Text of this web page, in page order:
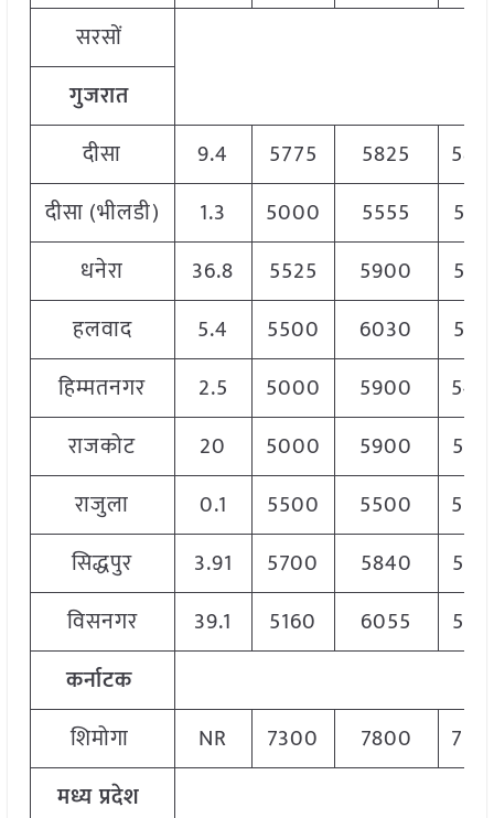
सरसों
गुजरात
दीसा
9.4 5775 5825
दीसा (भीलडी)
1.3 5000 5555
धनेरा
36.8 5525 5900
हलवाद
5.4 5500 6030
हिम्मतनगर
2.5 5000 5900
राजकोट
20 5000 5900
राजुला
0.1 5500 5500
सिद्धपुर
3.91 5700 5840
विसनगर
39.1 5160 6055
कर्नाटक
शिमोगा
NR 7300 7800
मध्य प्रदेश